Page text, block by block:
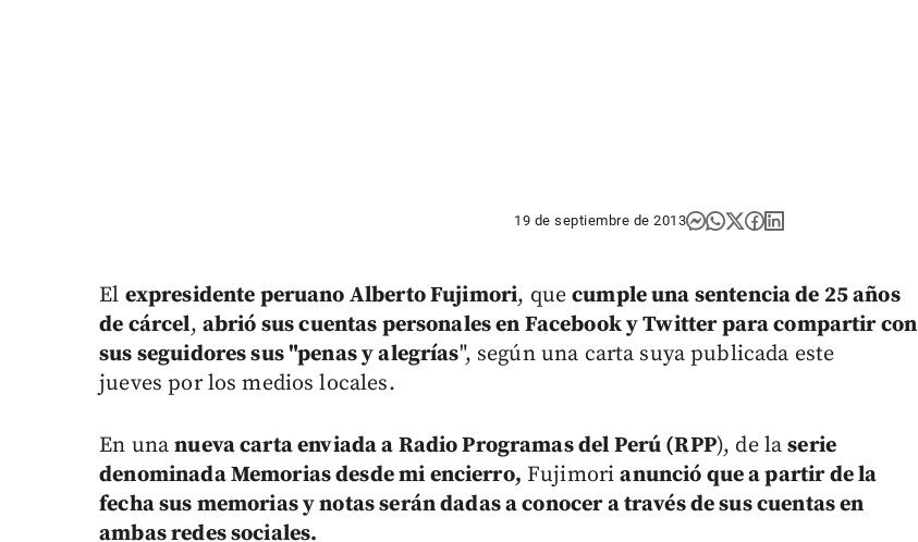
19 de septiembre de 2013
El expresidente peruano Alberto Fujimori, quecumple una sentencia de 25 años
de cárcel, abrió sus cuentas personales en Facebook y Twitter para compartir con
sus seguidores sus "penas y alegrías", según una carta suya publicada este
jueves por los medios locales.
En unanueva carta enviada a Radio Programas del Perú (RPP), de laserie
denominada Memorias desde mi encierro, Fujimorianunció que a partir de la
fecha sus memorias y notas serán dadas a conocer a través de sus cuentas en
ambas redes sociales.